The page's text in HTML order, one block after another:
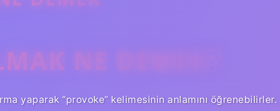
NE DEMEK?
yaparak “provoke” kelimesinin anlamını öğrenebilirler.